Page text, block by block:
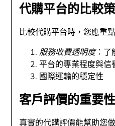
代購平台的比較
比較代購平台時，您應重
服務收費透明度：了
平台的專業程度與信
國際運輸的穩定性
客戶評價的重要性
真實的代購評價能幫助您